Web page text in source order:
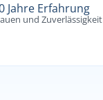
Jahre Erfahrung
und Zuverlässigkeit